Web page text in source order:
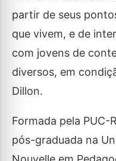
partir de seus
que vivem, e de
com jovens de
diversos, em
Dillon.
Formada pela PUC-
pós-graduada na